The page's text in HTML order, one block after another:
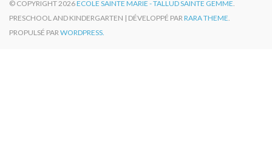
© COPYRIGHT 2026ECOLE SAINTE MARIE - TALLUD SAINTE GEMME.
PRESCHOOL AND KINDERGARTEN | DÉVELOPPÉ PARRARA THEME.
PROPULSÉ PARWORDPRESS.